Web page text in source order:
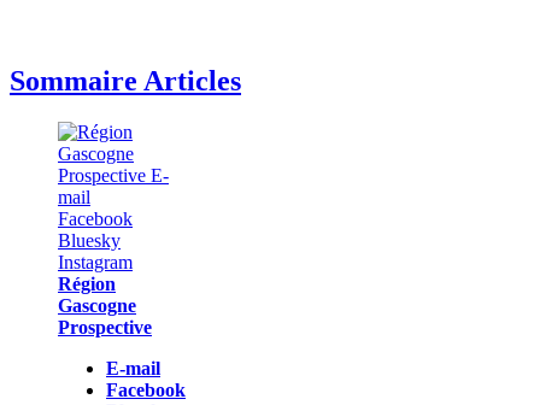
Sommaire Articles
Région
Gascogne
Prospective
E-mail
Facebook